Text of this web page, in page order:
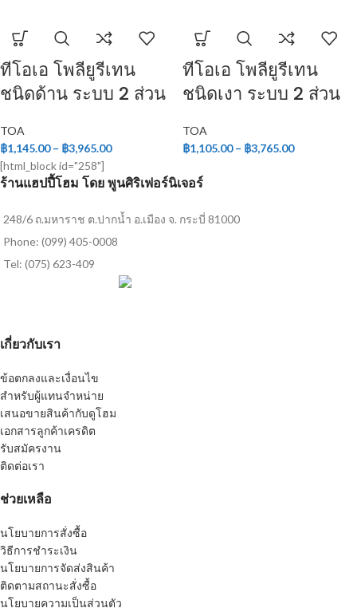
ทีโอเอ โพลียูรีเทน
ชนิดด้าน ระบบ 2 ส่วน
TOA
฿1,145.00 – ฿3,965.00
ทีโอเอ โพลียูรีเทน
ชนิดเงา ระบบ 2 ส่วน
TOA
฿1,105.00 – ฿3,765.00
[html_block id="258"]
ร้านแฮปปี้โฮม โดย พูนศิริเฟอร์นิเจอร์
248/6 ถ.มหาราช ต.ปากน้ำ อ.เมือง จ. กระบี่ 81000
Phone: (099) 405-0008
Tel: (075) 623-409
เกี่ยวกับเรา
ข้อตกลงและเงื่อนไข
สำหรับผู้แทนจำหน่าย
เสนอขายสินค้ากับดูโฮม
เอกสารลูกค้าเครดิต
รับสมัครงาน
ติดต่อเรา
ช่วยเหลือ
นโยบายการสั่งซื้อ
วิธีการชำระเงิน
นโยบายการจัดส่งสินค้า
ติดตามสถานะสั่งซื้อ
นโยบายความเป็นส่วนตัว